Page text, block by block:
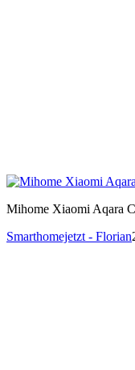
Mihome Xiaomi Aqara
Smarthomejetzt - Florian